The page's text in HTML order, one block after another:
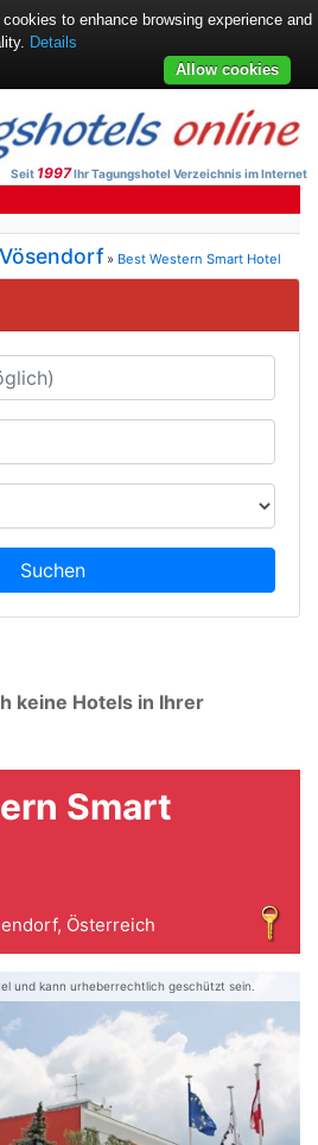
Seit 1997Ihr Tagungshotel Verzeichnis im Internet
» Best Western Smart Hotel
Suchen
keine Hotels in Ihrer
Smart
Österreich
und kann urheberrechtlich geschützt sein.
to enhance browsing experience and
Details
Allow cookies